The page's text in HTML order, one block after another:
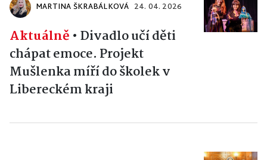
MARTINA ŠKRABÁLKOVÁ 24. 04. 2026
Aktuálně • Divadlo učí děti
chápat emoce. Projekt
Mušlenka míří do školek v
Libereckém kraji